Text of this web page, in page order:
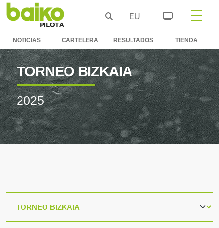
EU
NOTICIAS CARTELERA RESULTADOS TIENDA
TORNEO BIZKAIA
2025